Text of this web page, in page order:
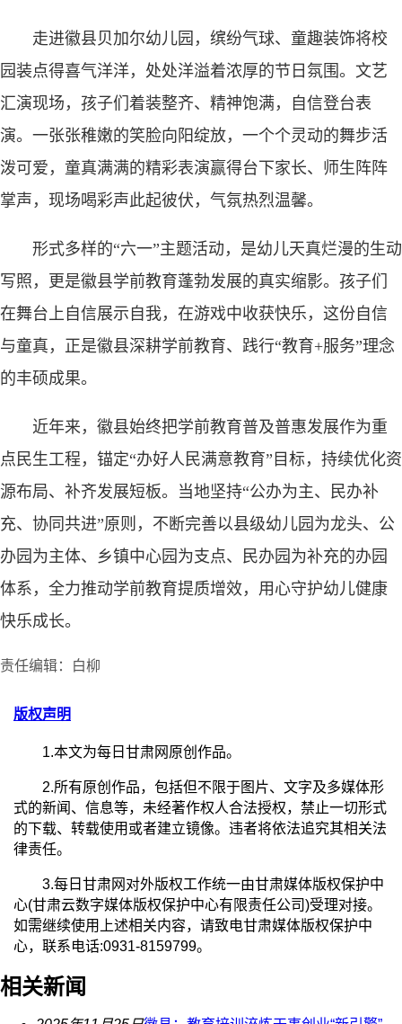
走进徽县贝加尔幼儿园，缤纷气球、童趣装饰将校
园装点得喜气洋洋，处处洋溢着浓厚的节日氛围。文艺
汇演现场，孩子们着装整齐、精神饱满，自信登台表
演。一张张稚嫩的笑脸向阳绽放，一个个灵动的舞步活
泼可爱，童真满满的精彩表演赢得台下家长、师生阵阵
掌声，现场喝彩声此起彼伏，气氛热烈温馨。
形式多样的“六一”主题活动，是幼儿天真烂漫的生动
写照，更是徽县学前教育蓬勃发展的真实缩影。孩子们
在舞台上自信展示自我，在游戏中收获快乐，这份自信
与童真，正是徽县深耕学前教育、践行“教育+服务”理念
的丰硕成果。
近年来，徽县始终把学前教育普及普惠发展作为重
点民生工程，锚定“办好人民满意教育”目标，持续优化资
源布局、补齐发展短板。当地坚持“公办为主、民办补
充、协同共进”原则，不断完善以县级幼儿园为龙头、公
办园为主体、乡镇中心园为支点、民办园为补充的办园
体系，全力推动学前教育提质增效，用心守护幼儿健康
快乐成长。
责任编辑：白柳
版权声明
1.本文为每日甘肃网原创作品。
2.所有原创作品，包括但不限于图片、文字及多媒体形
式的新闻、信息等，未经著作权人合法授权，禁止一切形式
的下载、转载使用或者建立镜像。违者将依法追究其相关法
律责任。
3.每日甘肃网对外版权工作统一由甘肃媒体版权保护中
心(甘肃云数字媒体版权保护中心有限责任公司)受理对接。
如需继续使用上述相关内容，请致电甘肃媒体版权保护中
心，联系电话:0931-8159799。
相关新闻